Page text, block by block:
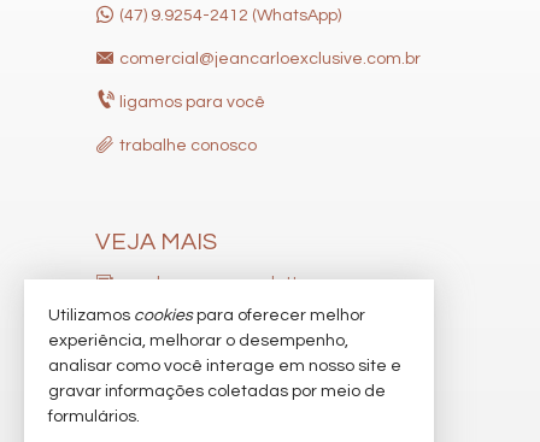
(47) 9.9254-2412 (WhatsApp)
comercial@jeancarloexclusive.com.br
ligamos para você
trabalhe conosco
VEJA MAIS
receba nosso newsletter
indicadores financeiros
cadastre seu imóvel
imóveis favoritos
Utilizamos cookiespara oferecer melhor
experiência, melhorar o desempenho,
analisar como você interage em nosso site e
gravar informações coletadas por meio de
formulários.